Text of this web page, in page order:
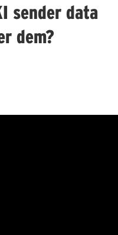
sender data
dem?